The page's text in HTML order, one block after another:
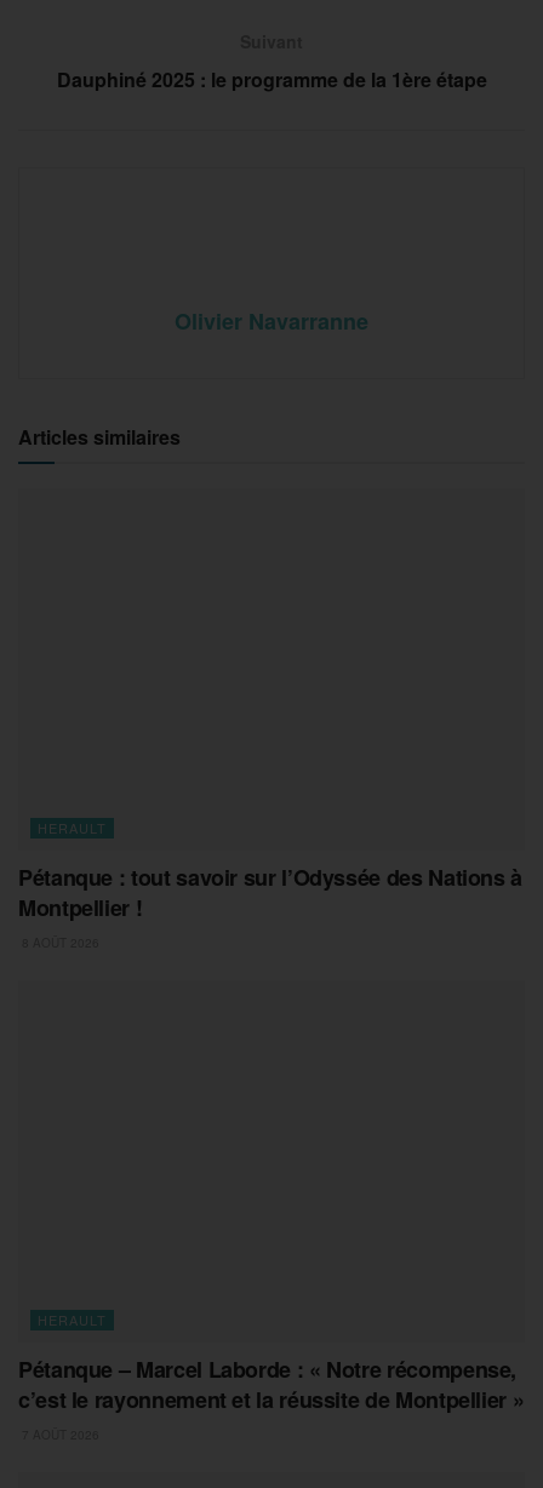
Dauphiné 2025 : le programme de la 1ère étape
Olivier Navarranne
Articles similaires
HERAULT
Pétanque : tout savoir sur l’Odyssée des Nations à
Montpellier !
HERAULT
Pétanque – Marcel Laborde : « Notre récompense,
c’est le rayonnement et la réussite de Montpellier »